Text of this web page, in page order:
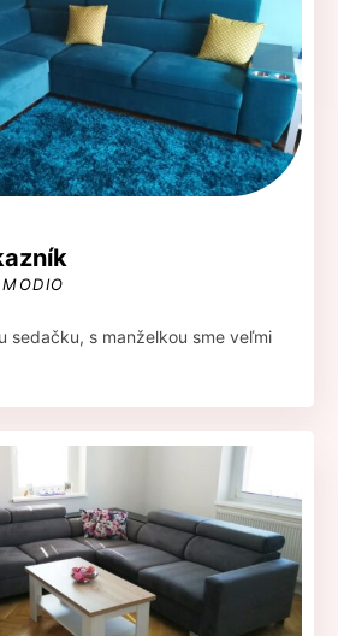
sedačku, s manželkou sme veľmi